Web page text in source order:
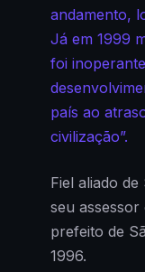
andamento,
Já em 1999
foi
país ao
civilização”.
Fiel aliado
seu
prefeito de
1996.